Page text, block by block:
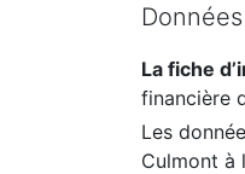
La fiche
financière
Les
Culmont à